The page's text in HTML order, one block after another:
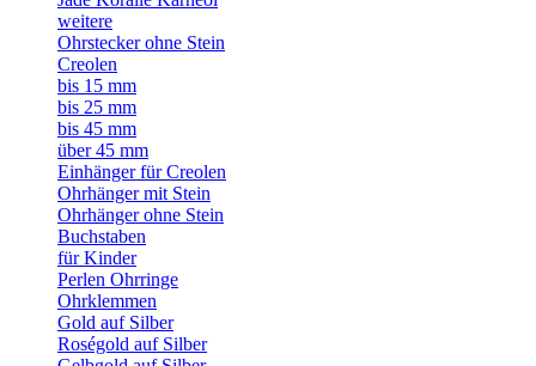
weitere
Ohrstecker ohne Stein
Creolen
bis 15 mm
bis 25 mm
bis 45 mm
über 45 mm
Einhänger für Creolen
Ohrhänger mit Stein
Ohrhänger ohne Stein
Buchstaben
für Kinder
Perlen Ohrringe
Ohrklemmen
Gold auf Silber
Roségold auf Silber